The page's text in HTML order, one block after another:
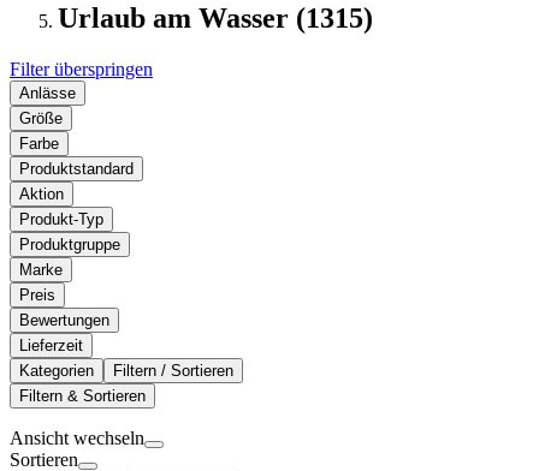
Urlaub am Wasser (1315)
Filter überspringen
Anlässe
Größe
Farbe
Produktstandard
Aktion
Produkt-Typ
Produktgruppe
Marke
Preis
Bewertungen
Lieferzeit
Kategorien
Filtern / Sortieren
Filtern & Sortieren
Ansicht wechseln
Sortieren